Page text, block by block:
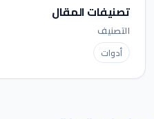
تصنيفات المقال
التصنيف
أدوات